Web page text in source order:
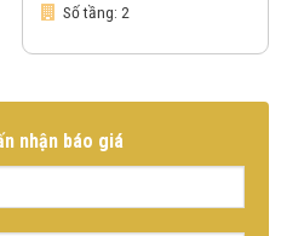
Số tầng: 2
nhận báo giá